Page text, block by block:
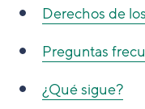
Derechos de
Preguntas
¿Qué sigue?